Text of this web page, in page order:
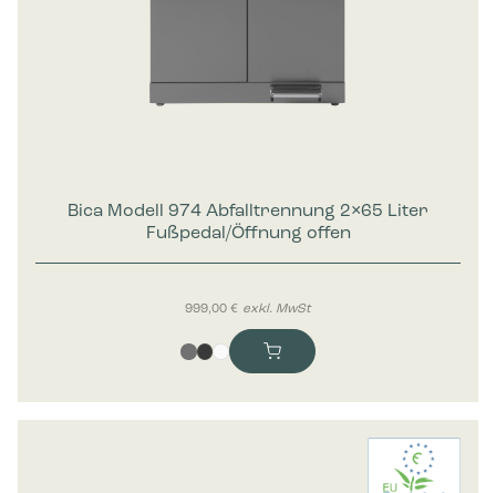
Bica Modell 974 Abfalltrennung 2×65 Liter
Fußpedal/Öffnung offen
999,00€ exkl. MwSt